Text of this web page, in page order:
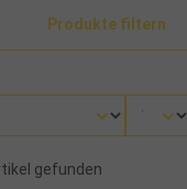
Produkte filtern
gefunden